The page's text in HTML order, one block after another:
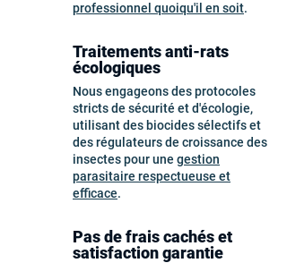
professionnel quoiqu'il en soit.
Traitements anti-rats
écologiques
Nous engageons des protocoles
stricts de sécurité et d'écologie,
utilisant des biocides sélectifs et
des régulateurs de croissance des
insectes pour une gestion
parasitaire respectueuse et
efficace.
Pas de frais cachés et
satisfaction garantie